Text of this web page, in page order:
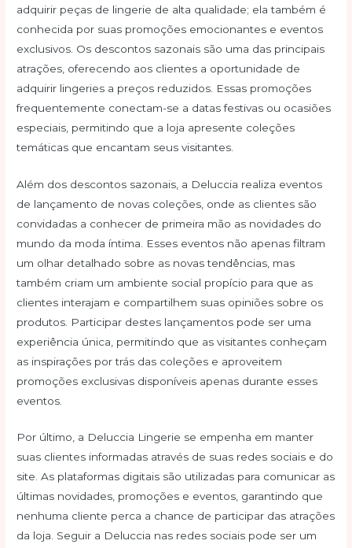
adquirir peças de lingerie de alta qualidade; ela também é
conhecida por suas promoções emocionantes e eventos
exclusivos. Os descontos sazonais são uma das principais
atrações, oferecendo aos clientes a oportunidade de
adquirir lingeries a preços reduzidos. Essas promoções
frequentemente conectam-se a datas festivas ou ocasiões
especiais, permitindo que a loja apresente coleções
temáticas que encantam seus visitantes.
Além dos descontos sazonais, a Deluccia realiza eventos
de lançamento de novas coleções, onde as clientes são
convidadas a conhecer de primeira mão as novidades do
mundo da moda íntima. Esses eventos não apenas filtram
um olhar detalhado sobre as novas tendências, mas
também criam um ambiente social propício para que as
clientes interajam e compartilhem suas opiniões sobre os
produtos. Participar destes lançamentos pode ser uma
experiência única, permitindo que as visitantes conheçam
as inspirações por trás das coleções e aproveitem
promoções exclusivas disponíveis apenas durante esses
eventos.
Por último, a Deluccia Lingerie se empenha em manter
suas clientes informadas através de suas redes sociais e do
site. As plataformas digitais são utilizadas para comunicar as
últimas novidades, promoções e eventos, garantindo que
nenhuma cliente perca a chance de participar das atrações
da loja. Seguir a Deluccia nas redes sociais pode ser um